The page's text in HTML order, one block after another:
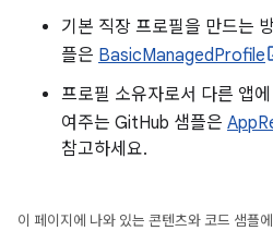
기본 직장 프로필을 만드는
플은 BasicManagedProfile
프로필 소유자로서 다른 앱
여주는 GitHub 샘플은
참고하세요.
이 페이지에 나와 있는 콘텐츠와 코드 샘플